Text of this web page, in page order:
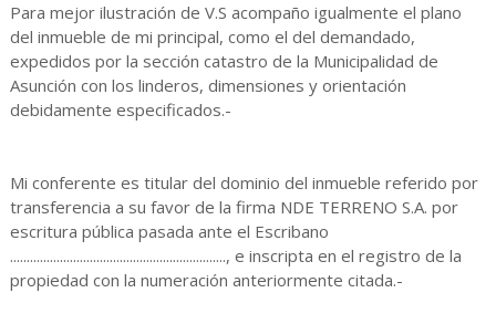
Para mejor ilustración de V.S acompaño igualmente el plano
del inmueble de mi principal, como el del demandado,
expedidos por la sección catastro de la Municipalidad de
Asunción con los linderos, dimensiones y orientación
debidamente especificados.-
Mi conferente es titular del dominio del inmueble referido por
transferencia a su favor de la firma NDE TERRENO S.A. por
escritura pública pasada ante el Escribano
................................................................., e inscripta en el registro de la
propiedad con la numeración anteriormente citada.-